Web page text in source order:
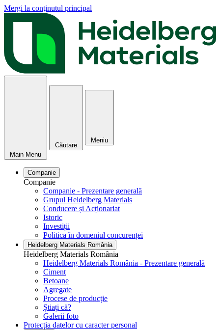
Mergi la conţinutul principal
Main Menu
Căutare
Meniu
Companie
Companie
Companie - Prezentare generală
Grupul Heidelberg Materials
Conducere și Acționariat
Istoric
Investiții
Politica în domeniul concurenței
Heidelberg Materials România
Heidelberg Materials România
Heidelberg Materials România - Prezentare generală
Ciment
Betoane
Agregate
Procese de producție
Știați că?
Galerii foto
Protecția datelor cu caracter personal